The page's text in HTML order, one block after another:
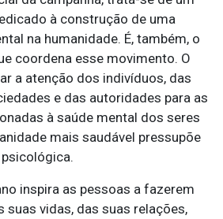
à construção de uma
na humanidade. É, também, o
coordena esse movimento. O
a atenção dos indivíduos, das
e das autoridades para as
à saúde mental dos seres
mais saudável pressupõe
inspira as pessoas a fazerem
suas vidas, das suas relações,